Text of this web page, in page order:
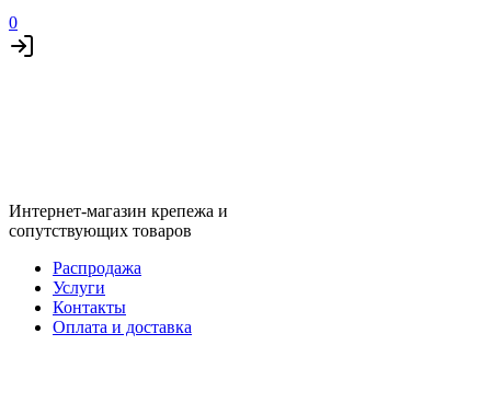
0
Интернет-магазин крепежа и
сопутствующих товаров
Распродажа
Услуги
Контакты
Оплата и доставка